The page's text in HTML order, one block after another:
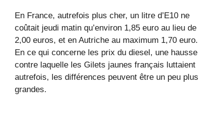
En France, autrefois plus cher, un litre d’E10 ne
coûtait jeudi matin qu’environ 1,85 euro au lieu de
2,00 euros, et en Autriche au maximum 1,70 euro.
En ce qui concerne les prix du diesel, une hausse
contre laquelle les Gilets jaunes français luttaient
autrefois, les différences peuvent être un peu plus
grandes.